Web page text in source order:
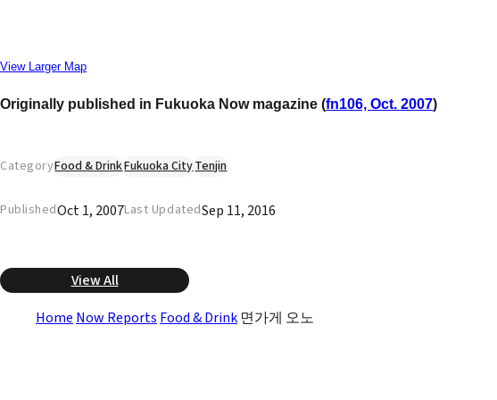
View Larger Map
Originally published in Fukuoka Now magazine (fn106, Oct. 2007)
CategoryFood & DrinkFukuoka CityTenjin
PublishedOct 1, 2007Last UpdatedSep 11, 2016
View All
Home Now Reports Food & Drink 면가게 오노